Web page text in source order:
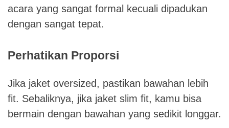
acara yang sangat formal kecuali dipadukan
dengan sangat tepat.
Perhatikan Proporsi
Jika jaket oversized, pastikan bawahan lebih
fit. Sebaliknya, jika jaket slim fit, kamu bisa
bermain dengan bawahan yang sedikit longgar.